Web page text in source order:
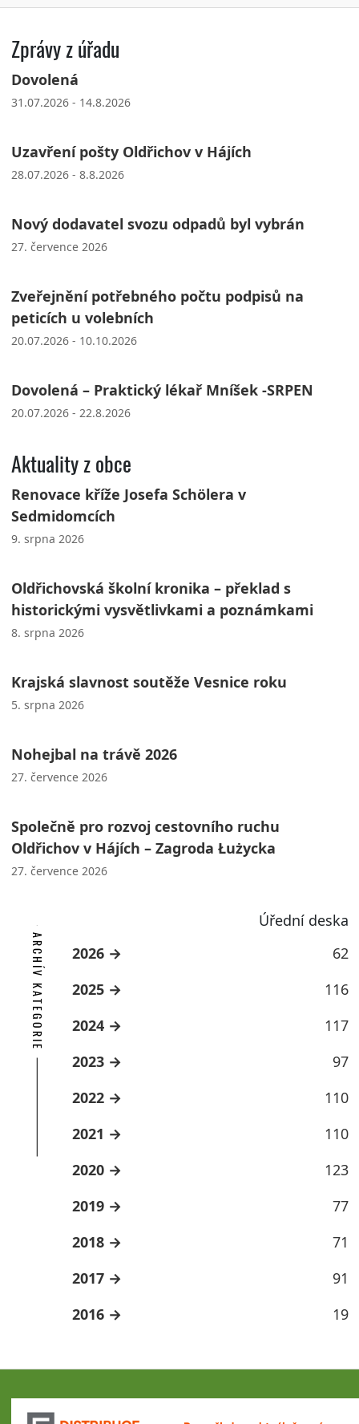
Zprávy z úřadu
Dovolená
31.07.2026 - 14.8.2026
Uzavření pošty Oldřichov v Hájích
28.07.2026 - 8.8.2026
Nový dodavatel svozu odpadů byl vybrán
27. července 2026
Zveřejnění potřebného počtu podpisů na
peticích u volebních
20.07.2026 - 10.10.2026
Dovolená – Praktický lékař Mníšek -SRPEN
20.07.2026 - 22.8.2026
Aktuality z obce
Renovace kříže Josefa Schölera v
Sedmidomcích
9. srpna 2026
Oldřichovská školní kronika – překlad s
historickými vysvětlivkami a poznámkami
8. srpna 2026
Krajská slavnost soutěže Vesnice roku
5. srpna 2026
Nohejbal na trávě 2026
27. července 2026
Společně pro rozvoj cestovního ruchu
Oldřichov v Hájích – Zagroda Łużycka
27. července 2026
Úřední deska
ARCHÍV KATEGORIE 2026
62
2025
116
2024
117
2023
97
2022
110
2021
110
2020
123
2019
77
2018
71
2017
91
2016
19